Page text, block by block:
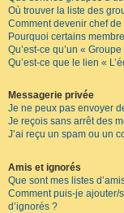
Où trouver la liste des
Comment devenir chef
Pourquoi certains
Qu’est-ce qu’un «
Qu’est-ce que le lien «
Messagerie privée
Je ne peux pas envoyer
Je reçois sans arrêt des
J’ai reçu un spam ou un
Amis et ignorés
Que sont mes listes
Comment puis-je ajouter/
d’ignorés ?